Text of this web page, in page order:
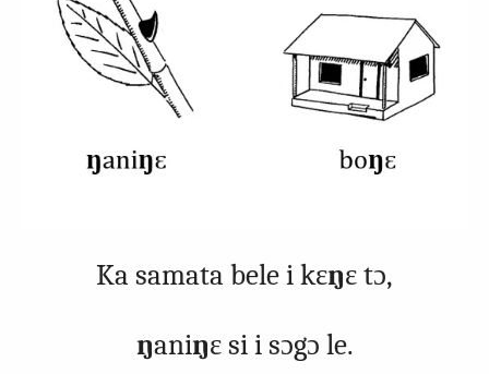
Ka samata bele i kɛŋɛ tɔ,
ŋaniŋɛ si i sɔgɔ le.